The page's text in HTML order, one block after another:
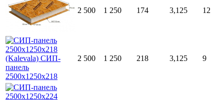
2 500 1 250 174 3,125 12
2 500 1 250 218 3,125 9